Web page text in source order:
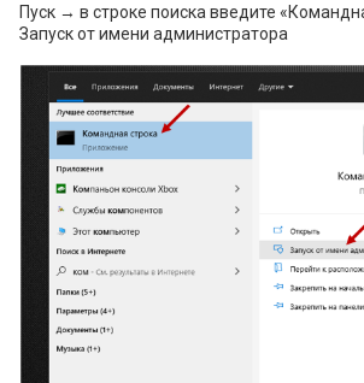
Пуск → в строке поиска введите
Запуск от имени администратора